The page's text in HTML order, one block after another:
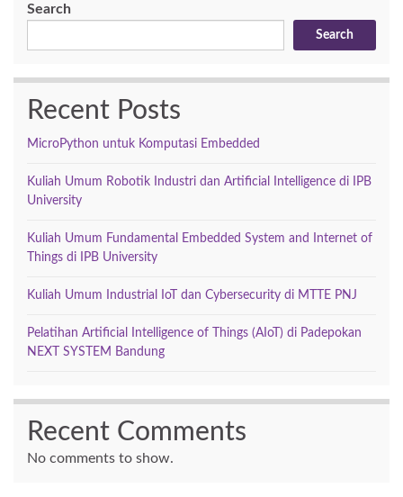
Search
Search
Recent Posts
MicroPython untuk Komputasi Embedded
Kuliah Umum Robotik Industri dan Artificial Intelligence di IPB
University
Kuliah Umum Fundamental Embedded System and Internet of
Things di IPB University
Kuliah Umum Industrial IoT dan Cybersecurity di MTTE PNJ
Pelatihan Artificial Intelligence of Things (AIoT) di Padepokan
NEXT SYSTEM Bandung
Recent Comments
No comments to show.